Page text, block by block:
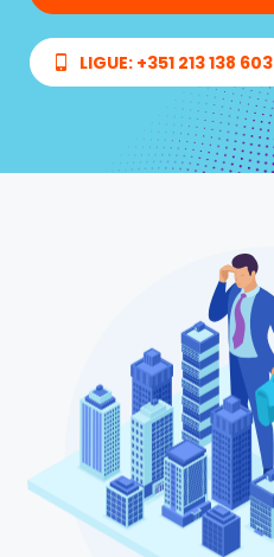
LIGUE: +351 213 138 603